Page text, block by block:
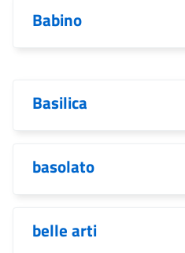
Babino
Basilica
basolato
belle arti